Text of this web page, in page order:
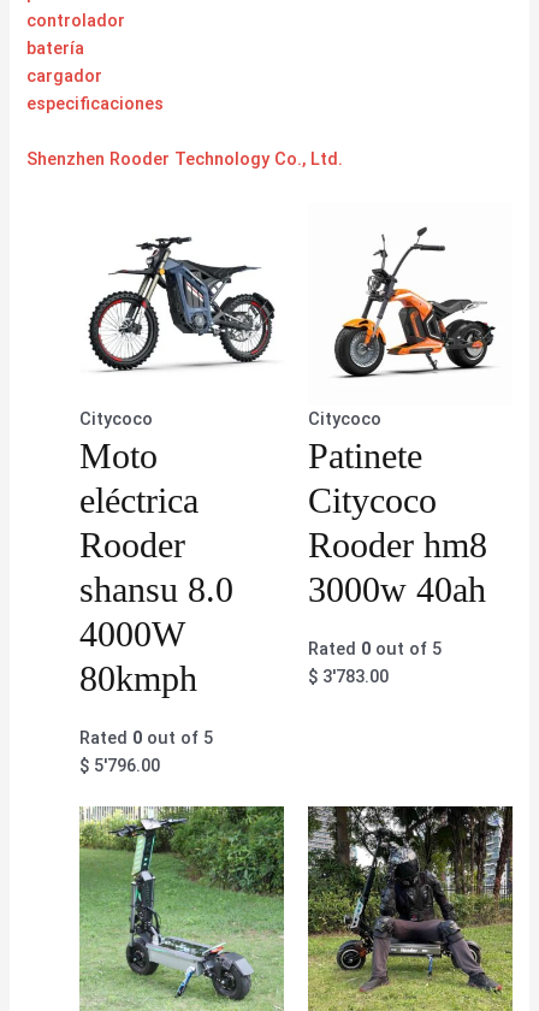
controlador
batería
cargador
especificaciones
Shenzhen Rooder Technology Co., Ltd.
Citycoco
Moto
eléctrica
Rooder
shansu 8.0
4000W
80kmph
Rated 0 out of 5
$ 5'796.00
Citycoco
Patinete
Citycoco
Rooder hm8
3000w 40ah
Rated 0out of 5
$3'783.00